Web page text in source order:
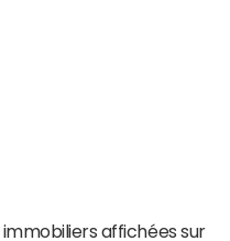
immobiliers affichées sur